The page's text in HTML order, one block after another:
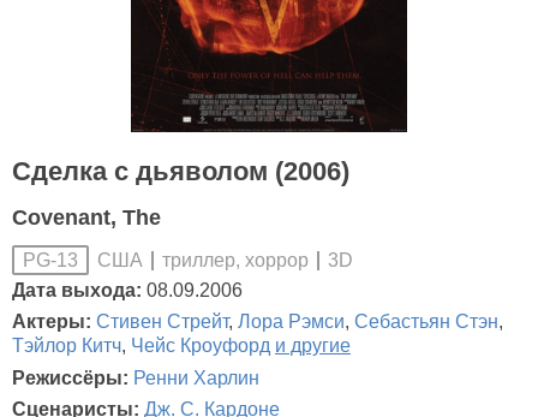
Сделка с дьяволом (2006)
Covenant, The
PG-13 США триллер, хоррор
3D
Дата выхода: 08.09.2006
Актеры: Стивен Стрейт, Лора Рэмси, Себастьян Стэн,
Тэйлор Китч, Чейс Кроуфорд и другие
Режиссёры: Ренни Харлин
Сценаристы: Дж. С. Кардоне